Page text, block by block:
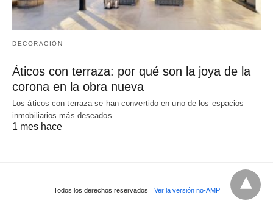
DECORACIÓN
Áticos con terraza: por qué son la joya de la
corona en la obra nueva
Los áticos con terraza se han convertido en uno de los espacios
inmobiliarios más deseados…
1 mes hace
Todos los derechos reservados Ver la versión no-AMP